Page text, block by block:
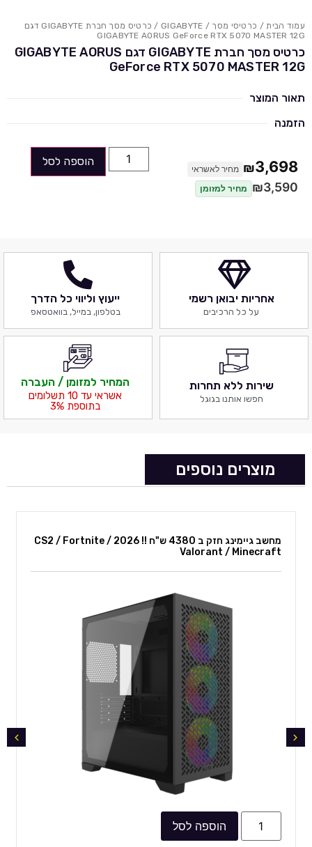
עמוד הבית/ כרטיסי מסך /
GIGABYTE
/ כרטיס מסך חברת GIGABYTE דגם
GIGABYTE AORUS GeForce RTX 5070 MASTER 12G
כרטיס מסך חברת GIGABYTE דגם GIGABYTE AORUS
GeForce RTX 5070 MASTER 12G
תאור המוצר
הזמנה
₪3,698 מחיר לאשראי
₪3,590 מחיר למזומן
הוספה לסל
אחריות יבואן רשמי
על כל הרכיבים
ייעוץ וליווי כל הדרך
בטלפון, במייל, בוואטסאפ
שירות ללא תחרות
חפשו אותנו בגוגל
המחיר למזומן / העברה
אשראי עד 10 תשלומים
בתוספת 3%
מוצרים נוספים
מחשב גיימינג חזק ב 4380 ש"ח !! 2026 CS2 / Fortnite /
Valorant / Minecraft
הוספה לסל